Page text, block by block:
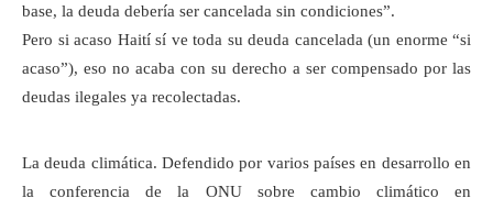
base, la deuda debería ser cancelada sin condiciones”.
Pero si acaso Haití sí ve toda su deuda cancelada (un enorme “si
acaso”), eso no acaba con su derecho a ser compensado por las
deudas ilegales ya recolectadas.
La deuda climática. Defendido por varios países en desarrollo en
la conferencia de la ONU sobre cambio climático en